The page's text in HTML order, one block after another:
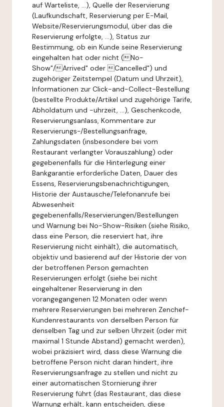
auf Warteliste, ...), Quelle der Reservierung
(Laufkundschaft, Reservierung per E-Mail,
Website/Reservierungsmodul, über das die
Reservierung erfolgte, ...), Status zur
Bestimmung, ob ein Kunde seine Reservierung
eingehalten hat oder nicht (No-
Show"/Arrived" oder Cancelled") und
zugehöriger Zeitstempel (Datum und Uhrzeit),
Informationen zur Click-and-Collect-Bestellung
(bestellte Produkte/Artikel und zugehörige Tarife,
Abholdatum und -uhrzeit, ...), Geschenkcode,
Reservierungsanlass, Kommentare zur
Reservierungs-/Bestellungsanfrage,
Zahlungsdaten (insbesondere bei vom
Restaurant verlangter Vorauszahlung) oder
gegebenenfalls für die Hinterlegung einer
Bankgarantie erforderliche Daten, Dauer des
Essens, Reservierungsbenachrichtigungen,
Historie der Austausche/Telefonanrufe bei
Abwesenheit
gegebenenfalls/Reservierungen/Bestellungen
und Warnung bei No-Show-Risiken (siehe Risiko,
dass eine Person, die reserviert hat, ihre
Reservierung nicht einhält), die automatisch,
objektiv und basierend auf der Historie der von
der betroffenen Person gemachten
Reservierungen erfolgt (siehe bei nicht
eingehaltener Reservierung in den
vorangegangenen 12 Monaten oder wenn
mehrere Reservierungen bei mehreren Zenchef-
Kundenrestaurants von derselben Person für
denselben Tag und zur selben Uhrzeit (oder mit
maximal 1 Stunde Abstand) gemacht werden),
wobei präzisiert wird, dass diese Warnung die
betroffene Person nicht daran hindert, ihre
Reservierungsanfrage zu stellen und nicht zu
einer automatischen Stornierung ihrer
Reservierung führt (das Restaurant, das diese
Warnung erhält, kann entscheiden, diese